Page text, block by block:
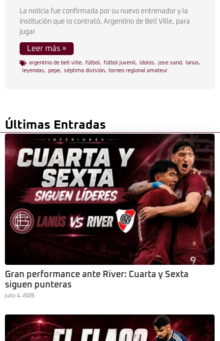
La noticia fue confirmada por su nuevo entrenador y la
institución que lo contrató, Argentino de Bell Ville, para
jugar
Leer más »
argentino de bell ville, fútbol , fútbol juvenil , ídolos, jose sand, lanus,
leyendas, pepe, séptima división, torneo regional amateur
Últimas Entradas
Gran performance ante River: Cuarta y Sexta
siguen punteras
julio 4, 2026